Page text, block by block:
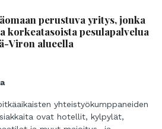
ja kehittämiseen jalometallien
hyvässä paikassa (vuokralla)
asiakaskunta (yksityiset +
ilman suuria investointitarpeita
nouseva
perustuva yritys, jonka
korkeatasoista pesulapalvelua
Viron alueella
yhteistyökumppaneiden
ovat hotellit, kylpylät,